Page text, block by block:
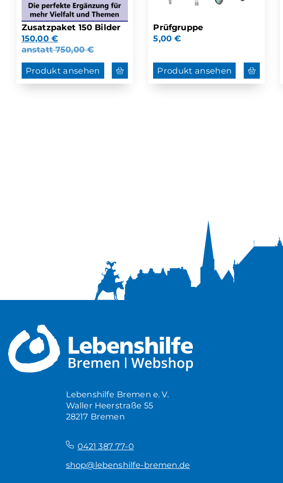
Zusatzpaket 150 Bilder
150,00 €
anstatt750,00€
Produkt ansehen
Prüfgruppe
5,00€
Produkt ansehen
Lebenshilfe Bremen e. V.
Waller Heerstraße 55
28217 Bremen
0421 387 77-0
shop@lebenshilfe-bremen.de